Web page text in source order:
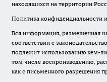
находящихся на территории
Политика конфиденциальности
Вся информация, размещенная
соответствии с
подлежит использованию кем-
том числе воспроизведению,
как с письменного разрешения